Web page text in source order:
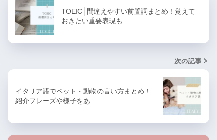
TOEIC│間違えやすい前置詞まとめ！覚えて
おきたい重要表現も
次の記事
イタリア語でペット・動物の言い方まとめ！
紹介フレーズや様子をあ…